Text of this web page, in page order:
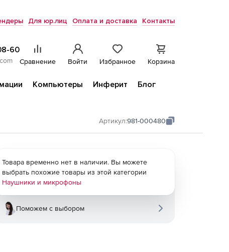
Для юр.лиц Оплата и доставка Контакты
60
Сравнение Войти Избранное Корзина
Компьютеры Инферит
Блог
Артикул:981-000480
Товара временно нет в наличии. Вы можете
выбрать похожие товары из этой категории
Наушники и микрофоны
Поможем с выбором